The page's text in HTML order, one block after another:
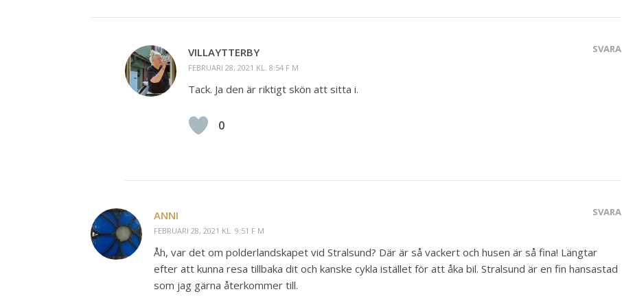
VILLAYTTERBY
FEBRUARI 28, 2021 KL. 8:54 F M
SVARA
Tack. Ja den är riktigt skön att sitta i.
0
ANNI
FEBRUARI 28, 2021 KL. 9:51 F M
SVARA
Åh, var det om polderlandskapet vid Stralsund? Där är så vackert och husen är så fina! Längtar
efter att kunna resa tillbaka dit och kanske cykla istället för att åka bil. Stralsund är en fin hansastad
som jag gärna återkommer till.